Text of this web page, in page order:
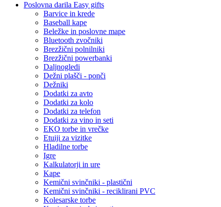
Poslovna darila Easy gifts
Barvice in krede
Baseball kape
Beležke in poslovne mape
Bluetooth zvočniki
Brezžični polnilniki
Brezžični powerbanki
Daljnogledi
Dežni plašči - ponči
Dežniki
Dodatki za avto
Dodatki za kolo
Dodatki za telefon
Dodatki za vino in seti
EKO torbe in vrečke
Etuiji za vizitke
Hladilne torbe
Igre
Kalkulatorji in ure
Kape
Kemični svinčniki - plastični
Kemični svinčniki - reciklirani PVC
Kolesarske torbe